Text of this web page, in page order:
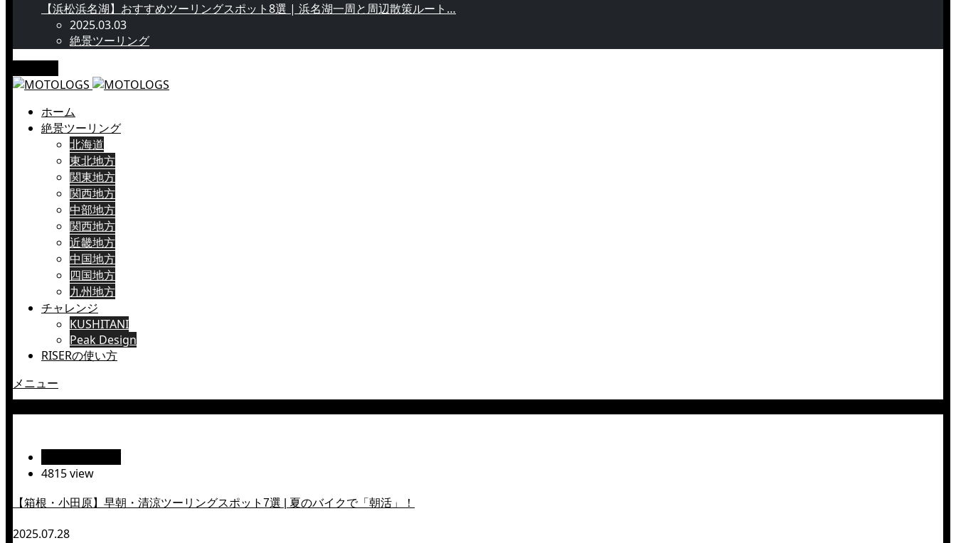
【浜松浜名湖】おすすめツーリングスポット8選 | 浜名湖一周と周辺散策ルート…
2025.03.03
絶景ツーリング
ホーム
絶景ツーリング
北海道
東北地方
関東地方
関西地方
中部地方
関西地方
近畿地方
中国地方
四国地方
九州地方
チャレンジ
KUSHITANI
Peak Design
RISERの使い方
メニュー
4815 view
【箱根・小田原】早朝・清涼ツーリングスポット7選 | 夏のバイクで「朝活」！
2025.07.28